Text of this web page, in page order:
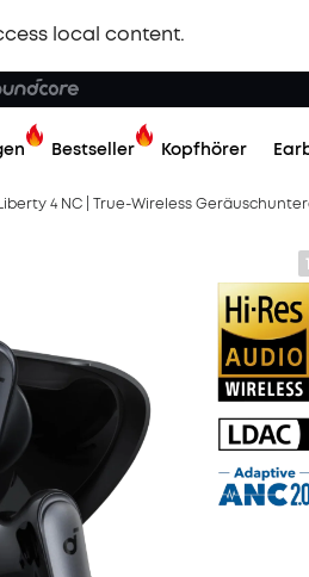
local content.
Bestseller Kopfhörer
4 NC | True-Wireless